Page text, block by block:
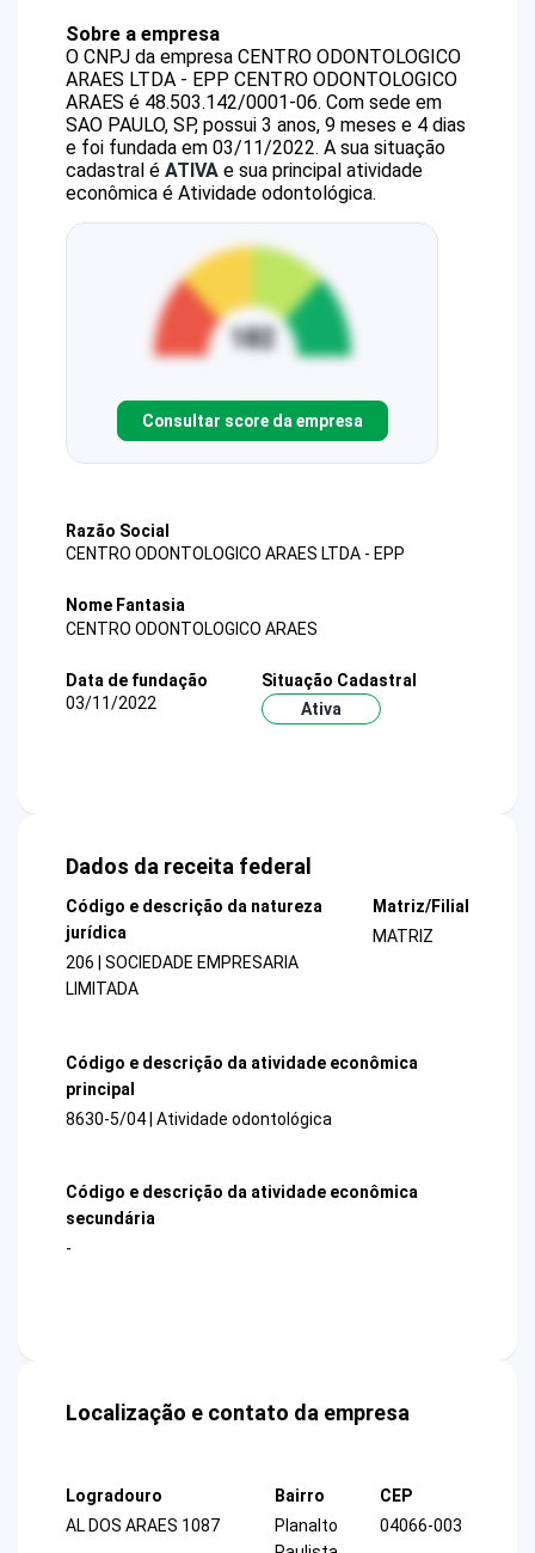
Sobre a empresa
O CNPJ da empresa CENTRO ODONTOLOGICO
ARAES LTDA - EPP CENTRO ODONTOLOGICO
ARAES é 48.503.142/0001-06. Com sede em
SAO PAULO, SP, possui 3 anos, 9 meses e 4 dias
e foi fundada em 03/11/2022. A sua situação
cadastral é ATIVA e sua principal atividade
econômica é Atividade odontológica.
Consultar score da empresa
Razão Social
CENTRO ODONTOLOGICO ARAES LTDA - EPP
Nome Fantasia
CENTRO ODONTOLOGICO ARAES
Data de fundação
03/11/2022
Situação Cadastral
Ativa
Dados da receita federal
Código e descrição da natureza
jurídica
206 | SOCIEDADE EMPRESARIA
LIMITADA
Matriz/Filial
MATRIZ
Código e descrição da atividade econômica
principal
8630-5/04 | Atividade odontológica
Código e descrição da atividade econômica
secundária
-
Localização e contato da empresa
Logradouro
AL DOS ARAES 1087
Bairro
Planalto
CEP
04066-003